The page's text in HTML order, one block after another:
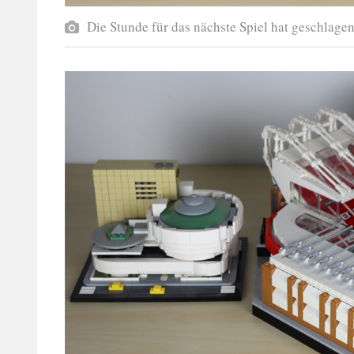
Die Stunde für das nächste Spiel hat